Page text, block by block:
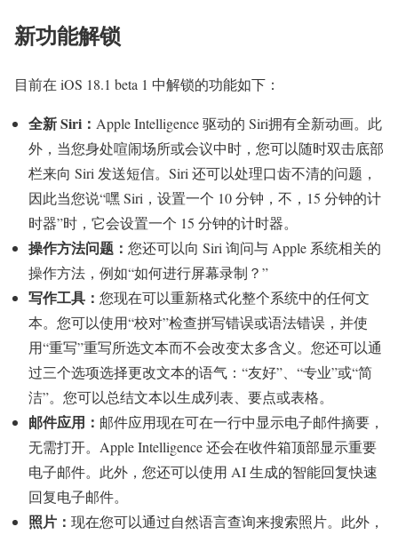
新功能解锁
目前在 iOS 18.1 beta 1 中解锁的功能如下：
全新 Siri： Apple Intelligence 驱动的 Siri拥有全新动画。此
外，当您身处喧闹场所或会议中时，您可以随时双击底部
栏来向 Siri 发送短信。Siri 还可以处理口齿不清的问题，
因此当您说“嘿 Siri，设置一个 10 分钟，不，15 分钟的计
时器”时，它会设置一个 15 分钟的计时器。
操作方法问题： 您还可以向 Siri 询问与 Apple 系统相关的
操作方法，例如“如何进行屏幕录制？”
写作工具： 您现在可以重新格式化整个系统中的任何文
本。您可以使用“校对”检查拼写错误或语法错误，并使
用“重写”重写所选文本而不会改变太多含义。您还可以通
过三个选项选择更改文本的语气：“友好”、“专业”或“简
洁”。您可以总结文本以生成列表、要点或表格。
邮件应用： 邮件应用现在可在一行中显示电子邮件摘要，
无需打开。Apple Intelligence 还会在收件箱顶部显示重要
电子邮件。此外，您还可以使用 AI 生成的智能回复快速
回复电子邮件。
照片： 现在您可以通过自然语言查询来搜索照片。此外，